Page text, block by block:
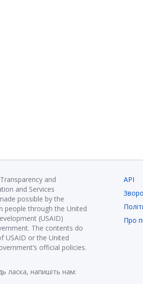
and
and Services
possible by the
people through the United
(USAID)
The contents do
USAID or the United
official policies.
ласка, напишіть нам:
API
Про